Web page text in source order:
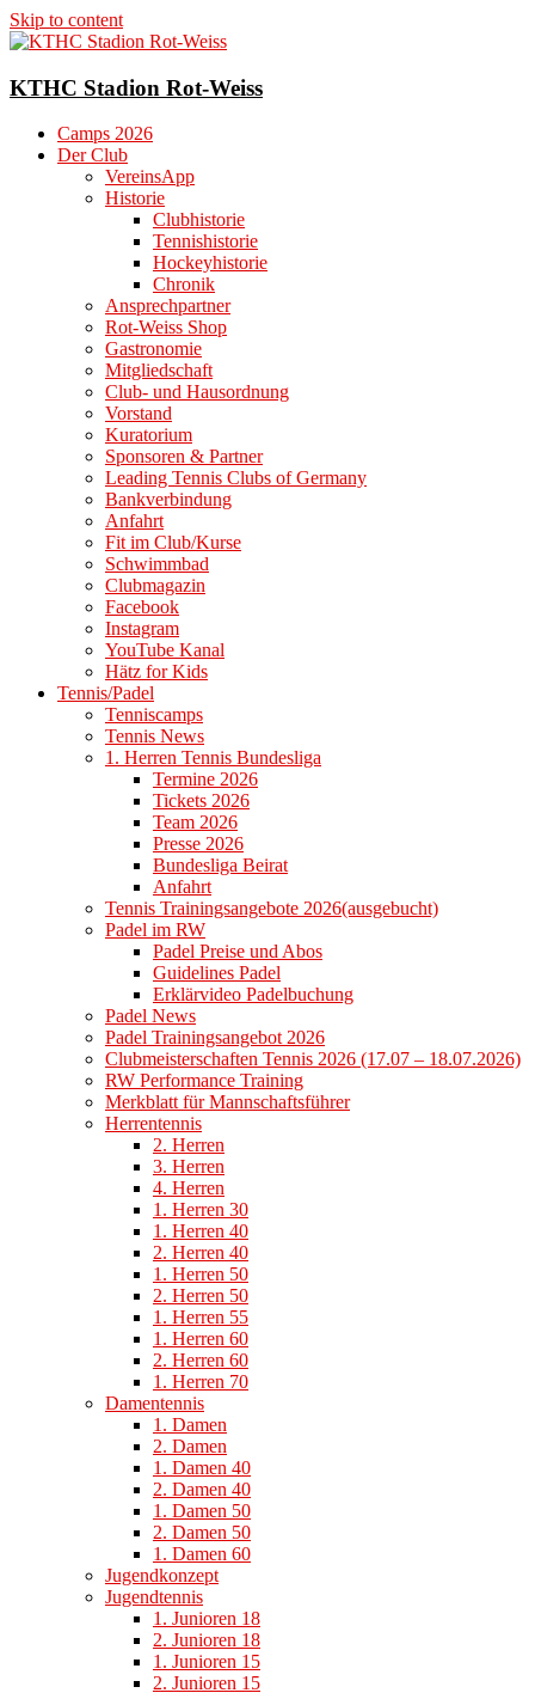
Skip to content
KTHC Stadion Rot-Weiss
Camps 2026
Der Club
VereinsApp
Historie
Clubhistorie
Tennishistorie
Hockeyhistorie
Chronik
Ansprechpartner
Rot-Weiss Shop
Gastronomie
Mitgliedschaft
Club- und Hausordnung
Vorstand
Kuratorium
Sponsoren & Partner
Leading Tennis Clubs of Germany
Bankverbindung
Anfahrt
Fit im Club/Kurse
Schwimmbad
Clubmagazin
Facebook
Instagram
YouTube Kanal
Hätz for Kids
Tennis/Padel
Tenniscamps
Tennis News
1. Herren Tennis Bundesliga
Termine 2026
Tickets 2026
Team 2026
Presse 2026
Bundesliga Beirat
Anfahrt
Tennis Trainingsangebote 2026(ausgebucht)
Padel im RW
Padel Preise und Abos
Guidelines Padel
Erklärvideo Padelbuchung
Padel News
Padel Trainingsangebot 2026
Clubmeisterschaften Tennis 2026 (17.07 – 18.07.2026)
RW Performance Training
Merkblatt für Mannschaftsführer
Herrentennis
2. Herren
3. Herren
4. Herren
1. Herren 30
1. Herren 40
2. Herren 40
1. Herren 50
2. Herren 50
1. Herren 55
1. Herren 60
2. Herren 60
1. Herren 70
Damentennis
1. Damen
2. Damen
1. Damen 40
2. Damen 40
1. Damen 50
2. Damen 50
1. Damen 60
Jugendkonzept
Jugendtennis
1. Junioren 18
2. Junioren 18
1. Junioren 15
2. Junioren 15